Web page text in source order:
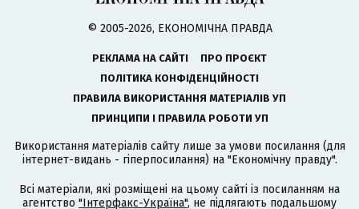
© 2005-2026, ЕКОНОМІЧНА ПРАВДА
РЕКЛАМА НА САЙТІ
ПРО ПРОЄКТ
ПОЛІТИКА КОНФІДЕНЦІЙНОСТІ
ПРАВИЛА ВИКОРИСТАННЯ МАТЕРІАЛІВ УП
ПРИНЦИПИ І ПРАВИЛА РОБОТИ УП
Використання матеріалів сайту лише за умови посилання (для
інтернет-видань - гіперпосилання) на "Економічну правду".
Всі матеріали, які розміщені на цьому сайті із посиланням на
агентство "Інтерфакс-Україна", не підлягають подальшому